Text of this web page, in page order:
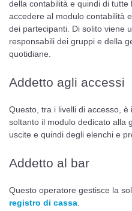
della contabilità e quindi di
accedere al modulo contabilità
dei partecipanti. Di solito viene
responsabili dei gruppi e della
quotidiane.
Addetto agli accessi
Questo, tra i livelli di accesso,
soltanto il modulo dedicato alla
uscite e quindi degli elenchi e
Addetto al bar
Questo operatore gestisce la
registro di cassa